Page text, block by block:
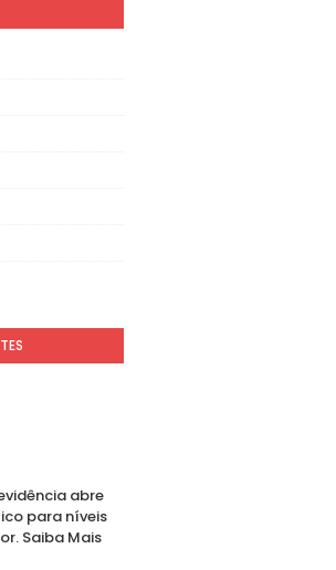
abre
para níveis
Saiba Mais